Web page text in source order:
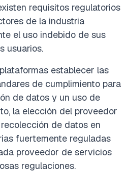
requisitos regulatorios
de la industria
el uso indebido de sus
usuarios.
establecer las
de cumplimiento para
de datos y un uso de
la elección del proveedor
de datos en
fuertemente reguladas
proveedor de servicios
regulaciones.